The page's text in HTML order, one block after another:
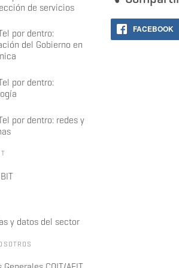
de servicios
por dentro:
del Gobierno en
por dentro:
por dentro: redes y
y datos del sector
FACEBOOK